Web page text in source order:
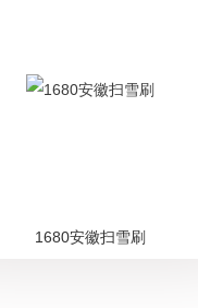
1680安徽扫雪刷